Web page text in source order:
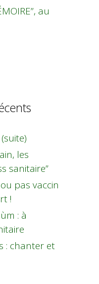
au
les
sanitaire”
pas vaccin
!
: à
: chanter et